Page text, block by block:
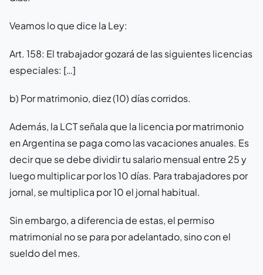
Veamos lo que dice la Ley:
Art. 158: El trabajador gozará de las siguientes licencias
especiales: […]
b) Por matrimonio, diez (10) días corridos.
Además, la LCT señala que la licencia por matrimonio
en Argentina se paga como las vacaciones anuales. Es
decir que se debe dividir tu salario mensual entre 25 y
luego multiplicar por los 10 días. Para trabajadores por
jornal, se multiplica por 10 el jornal habitual.
Sin embargo, a diferencia de estas, el permiso
matrimonial no se para por adelantado, sino con el
sueldo del mes.